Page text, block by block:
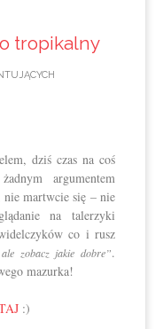
tropikalny
dziś czas na coś
argumentem
nie martwcie się – nie
na talerzyki
co i rusz
ale zobacz jakie dobre”.
mazurka!
:)